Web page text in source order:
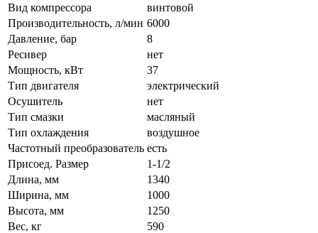
Вид компрессора
винтовой
Производительность, л/мин 6000
Давление, бар
8
Ресивер
нет
Мощность, кВт
37
Тип двигателя
электрический
Осушитель
нет
Тип смазки
масляный
Тип охлаждения
воздушное
Частотный преобразователь есть
Присоед. Размер
1-1/2
Длина, мм
1340
Ширина, мм
1000
Высота, мм
1250
Вес, кг
590